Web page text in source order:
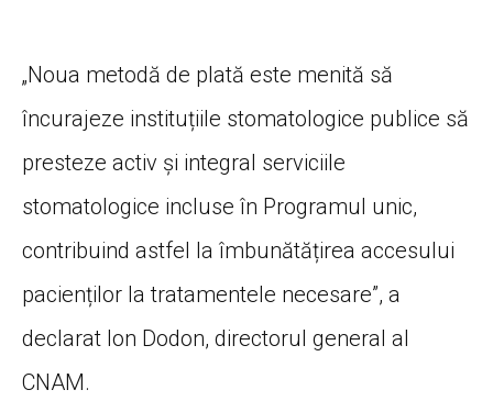
„Noua metodă de plată este menită să
încurajeze instituțiile stomatologice publice să
presteze activ și integral serviciile
stomatologice incluse în Programul unic,
contribuind astfel la îmbunătățirea accesului
pacienților la tratamentele necesare”, a
declarat Ion Dodon, directorul general al
CNAM.